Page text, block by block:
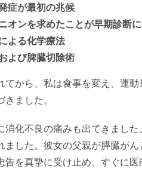
症が最初の兆候
オンを求めたことが早期診断
よる化学療法
よび脾臓切除術
てから、私は食事を変え、運
ました。
消化不良の痛みも出てきまし
ました。彼女の父親が膵臓が
告を真摯に受け止め、すぐに